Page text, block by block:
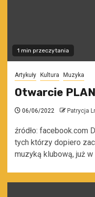
1 min przeczytania
Artykuły Kultura Muzyka
Otwarcie
06/06/2022 Patrycja
źródło: facebook.com
tych którzy dopiero
muzyką klubową, już w